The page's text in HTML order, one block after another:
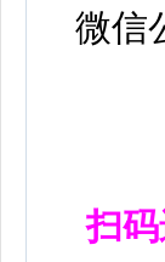
微信
扫